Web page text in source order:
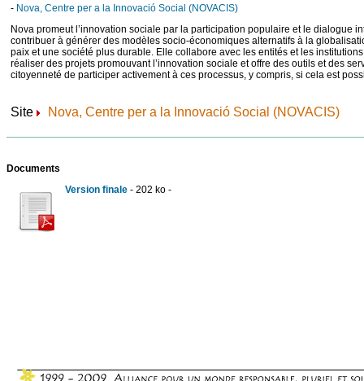
- Nova, Centre per a la Innovació Social (NOVACIS)
Nova promeut l’innovation sociale par la participation populaire et le dialogue
contribuer à générer des modèles socio-économiques alternatifs à la
paix et une société plus durable. Elle collabore avec les entités et les
réaliser des projets promouvant l’innovation sociale et offre des outils et des
citoyenneté de participer activement à ces processus, y compris, si cela est
Site Nova, Centre per a la Innovació Social (NOVACIS)
Documents
Version finale - 202 ko -